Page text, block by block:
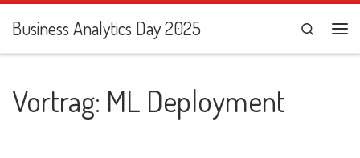
Zum Inhalt springen
Business Analytics Day 2025
Search
Vortrag: ML Deployment